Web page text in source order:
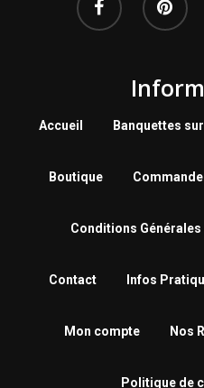
Accueil Banquettes
Boutique
Conditions Générales
Contact Infos
Mon compte Nos
Politique de